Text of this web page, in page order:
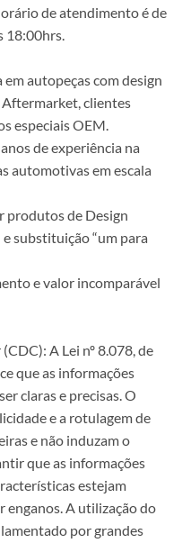
de atendimento é de
18:00hrs.
autopeças com design
clientes
especiais OEM.
de experiência na
automotivas em escala
produtos de Design
substituição “um para
e valor incomparável
A Lei nº 8.078, de
que as informações
claras e precisas. O
e a rotulagem de
e não induzam o
que as informações
estejam
A utilização do
por grandes